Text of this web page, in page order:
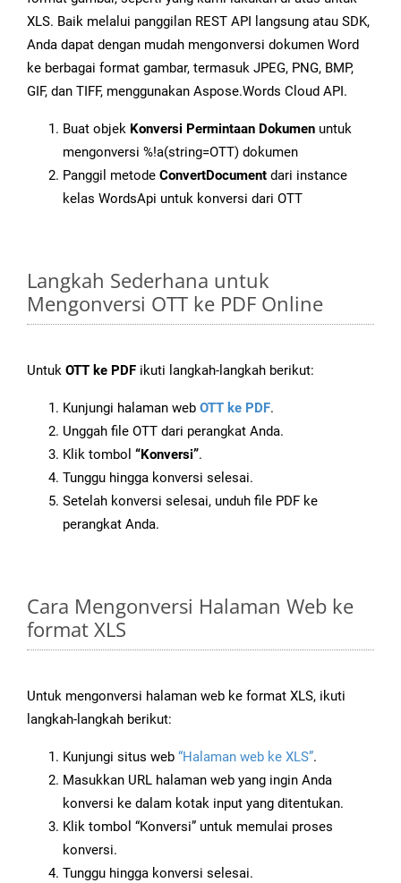
XLS. Baik melalui panggilan REST API langsung atau SDK,
Anda dapat dengan mudah mengonversi dokumen Word
ke berbagai format gambar, termasuk JPEG, PNG, BMP,
GIF, dan TIFF, menggunakan Aspose.Words Cloud API.
Buat objek Konversi Permintaan Dokumen untuk
mengonversi %!a(string=OTT) dokumen
Panggil metode ConvertDocument dari instance
kelas WordsApi untuk konversi dari OTT
Langkah Sederhana untuk
Mengonversi OTT ke PDF Online
Untuk OTT ke PDF ikuti langkah-langkah berikut:
Kunjungi halaman web OTT ke PDF.
Unggah file OTT dari perangkat Anda.
Klik tombol “Konversi”.
Tunggu hingga konversi selesai.
Setelah konversi selesai, unduh file PDF ke
perangkat Anda.
Cara Mengonversi Halaman Web ke
format XLS
Untuk mengonversi halaman web ke format XLS, ikuti
langkah-langkah berikut:
Kunjungi situs web “Halaman web ke XLS”.
Masukkan URL halaman web yang ingin Anda
konversi ke dalam kotak input yang ditentukan.
Klik tombol “Konversi” untuk memulai proses
konversi.
Tunggu hingga konversi selesai.